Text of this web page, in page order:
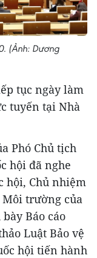
(Ảnh: Dương
tục ngày làm
tuyến tại Nhà
Phó Chủ tịch
hội đã nghe
hội, Chủ nhiệm
Môi trường của
Báo cáo
Luật Bảo vệ
hội tiến hành